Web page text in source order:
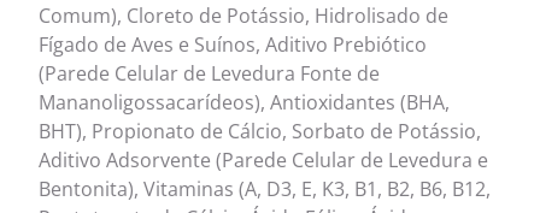
Comum), Cloreto de Potássio, Hidrolisado de
Fígado de Aves e Suínos, Aditivo Prebiótico
(Parede Celular de Levedura Fonte de
Mananoligossacarídeos), Antioxidantes (BHA,
BHT), Propionato de Cálcio, Sorbato de Potássio,
Aditivo Adsorvente (Parede Celular de Levedura e
Bentonita), Vitaminas (A, D3, E, K3, B1, B2, B6, B12,